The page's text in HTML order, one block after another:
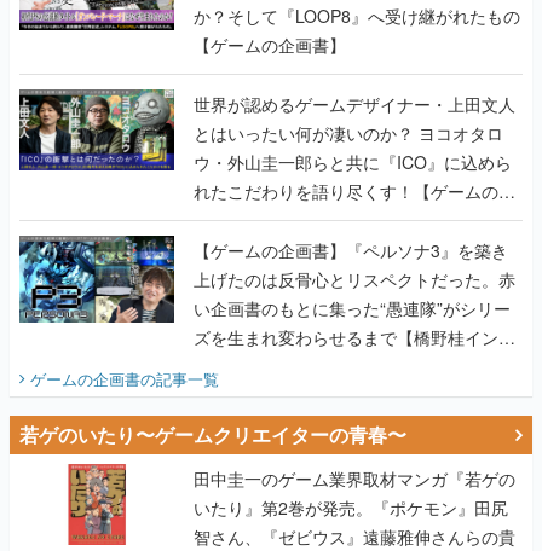
か？そして『LOOP8』へ受け継がれたもの
【ゲームの企画書】
世界が認めるゲームデザイナー・上田文人
とはいったい何が凄いのか？ ヨコオタロ
ウ・外山圭一郎らと共に『ICO』に込めら
れたこだわりを語り尽くす！【ゲームの企
画書】
【ゲームの企画書】『ペルソナ3』を築き
上げたのは反骨心とリスペクトだった。赤
い企画書のもとに集った“愚連隊”がシリー
ズを生まれ変わらせるまで【橋野桂インタ
ゲームの企画書の記事一覧
若ゲのいたり〜ゲームクリエイターの青春〜
田中圭一のゲーム業界取材マンガ『若ゲの
いたり』第2巻が発売。『ポケモン』田尻
智さん、『ゼビウス』遠藤雅伸さんらの貴